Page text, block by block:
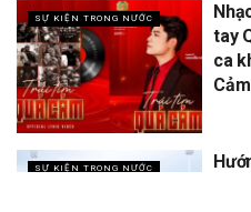
SỰ KIỆN TRONG NƯỚC
tay
ca
Cảm
SỰ KIỆN TRONG NƯỚC